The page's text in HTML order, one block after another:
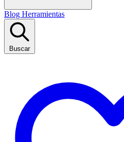
Blog Herramientas
Buscar